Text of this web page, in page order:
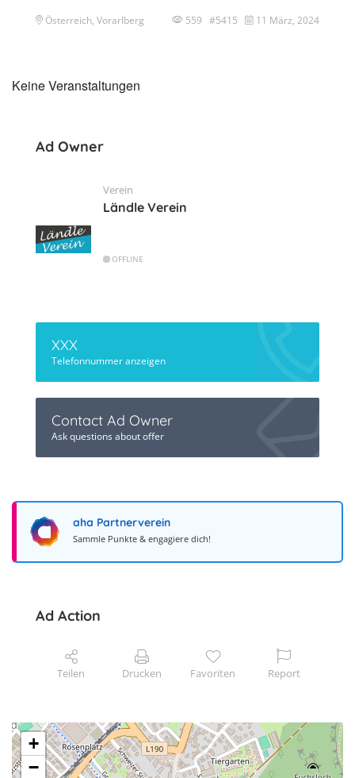
Österreich, Vorarlberg 559 #5415 11 März, 2024
Keine Veranstaltungen
Ad Owner
Verein
Ländle Verein
OFFLINE
XXX
Telefonnummer anzeigen
Contact Ad Owner
Ask questions about offer
aha Partnerverein
Sammle Punkte & engagiere dich!
Ad Action
Teilen Drucken Favoriten Report
+
−